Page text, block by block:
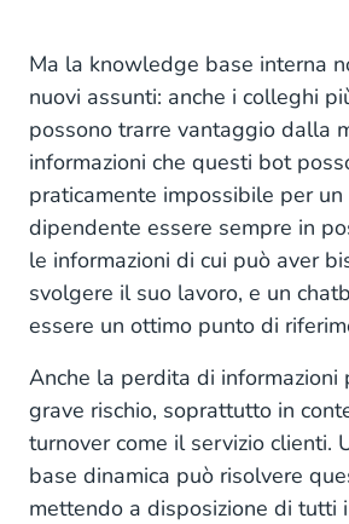
Ma la knowledge base interna
nuovi assunti: anche i colleghi
possono trarre vantaggio dalla
informazioni che questi bot
praticamente impossibile per
dipendente essere sempre in
le informazioni di cui può aver
svolgere il suo lavoro, e un
essere un ottimo punto di
Anche la perdita di informazioni
grave rischio, soprattutto in
turnover come il servizio clienti.
base dinamica può risolvere
mettendo a disposizione di tutti